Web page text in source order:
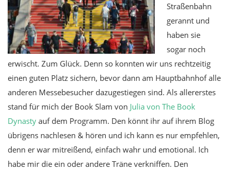
Straßenbahn
gerannt und
haben sie
sogar noch
erwischt. Zum Glück. Denn so konnten wir uns rechtzeitig
einen guten Platz sichern, bevor dann am Hauptbahnhof alle
anderen Messebesucher dazugestiegen sind. Als allererstes
stand für mich der Book Slam von Julia von The Book
Dynasty auf dem Programm. Den könnt ihr auf ihrem Blog
übrigens nachlesen & hören und ich kann es nur empfehlen,
denn er war mitreißend, einfach wahr und emotional. Ich
habe mir die ein oder andere Träne verkniffen. Den